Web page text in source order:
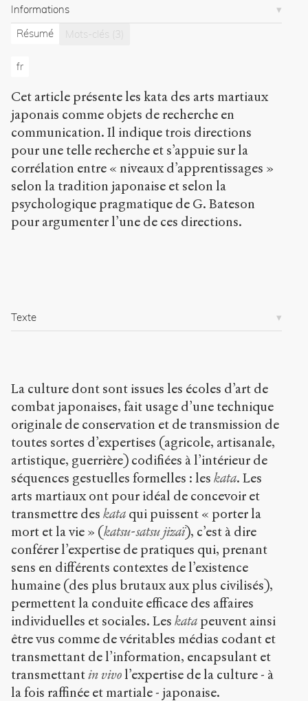
/
/
s
n
-
u
b
l
i
c
.
o
r
c
l
0
5
/
Copier la
référence
Chicago
Copier la
référence
Bibtex
Creative
Commons
Attribution-
NonCommercial-
ShareAlike 4.0
International
4.0) Sens-Public,
2006
Informations
Résumé
Mots-clés (3)
fr
Cet article présente les kata des arts martiaux
japonais comme objets de recherche en
communication. Il indique trois directions
pour une telle recherche et s’appuie sur la
corrélation entre « niveaux d’apprentissages »
selon la tradition japonaise et selon la
psychologique pragmatique de G. Bateson
pour argumenter l’une de ces directions.
Texte
La culture dont sont issues les écoles d’art de
combat japonaises, fait usage d’une technique
originale de conservation et de transmission de
toutes sortes d’expertises (agricole, artisanale,
artistique, guerrière) codifiées à l’intérieur de
séquences gestuelles formelles : les kata. Les
arts martiaux ont pour idéal de concevoir et
transmettre des kata qui puissent « porter la
mort et la vie » (katsu-satsu jizaï), c’est à dire
conférer l’expertise de pratiques qui, prenant
sens en différents contextes de l’existence
humaine (des plus brutaux aux plus civilisés),
permettent la conduite efficace des affaires
individuelles et sociales. Les kata peuvent ainsi
être vus comme de véritables médias codant et
transmettant de l’information, encapsulant et
transmettantin vivo l’expertise de la culture - à
la fois raffinée et martiale - japonaise.